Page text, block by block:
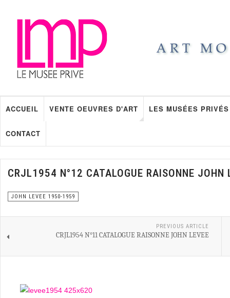
ACCUEIL VENTE OEUVRES D'ART LES MUSÉES PRIVÉS
CONTACT
CRJL1954 N°12 CATALOGUE RAISONNE JOHN
JOHN LEVEE 1950-1959
PREVIOUS ARTICLE
CRJL1954 N°11 CATALOGUE RAISONNE JOHN LEVEE